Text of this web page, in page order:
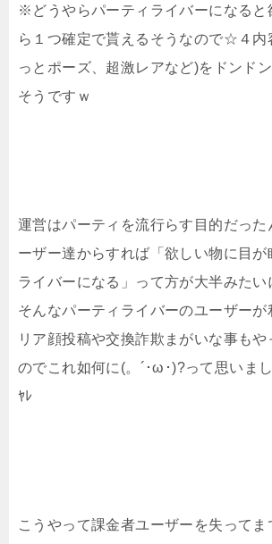
※どうやらパーティライバーになると
ら１つ確定で貰えるそうなので☆４内
っとポーズ、超激レアなど)をドンド
そうですｗ
運営はパーティを流行らす目的だった
ーザー達からすれば「欲しい物に目が
ライバーになる」って方が大半みたい
そんなパーティライバーのユーザーが
リア顔投稿や交換詐欺まがいな事もや
のでこれ如何に(。´･ω･)?って思いま
ﾔﾚ
こうやって課金者ユーザーを失ってま